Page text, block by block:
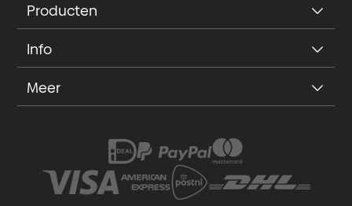
Producten
Info
Meer